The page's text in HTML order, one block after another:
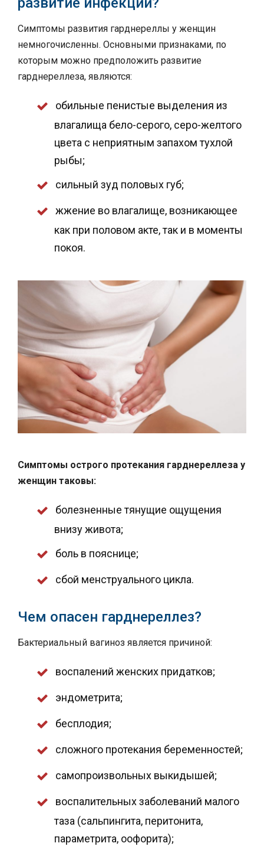
Симптомы развития гарднереллы у женщин
немногочисленны. Основными признаками, по
которым можно предположить развитие
гарднереллеза, являются:
обильные пенистые выделения из
влагалища бело-серого, серо-желтого
цвета с неприятным запахом тухлой
рыбы;
сильный зуд половых губ;
жжение во влагалище, возникающее
как при половом акте, так и в моменты
покоя.
Симптомы острого протекания гарднереллеза у
женщин таковы:
болезненные тянущие ощущения
внизу живота;
боль в пояснице;
сбой менструального цикла.
Чем опасен гарднереллез?
Бактериальный вагиноз является причиной:
воспалений женских придатков;
эндометрита;
бесплодия;
сложного протекания беременностей;
самопроизвольных выкидышей;
воспалительных заболеваний малого
таза (сальпингита, перитонита,
параметрита, оофорита);